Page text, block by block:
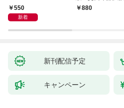
550
新着
聞（1）～
880
新刊配信予定
キャンペーン